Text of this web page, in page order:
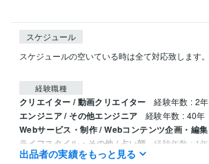
スケジュール
スケジュールの空いている時は全て対応致します。
経験職種
クリエイター / 動画クリエイター 経験年数 : 2年
エンジニア / その他エンジニア 経験年数 : 40年
Webサービス・制作 / Webコンテンツ企画・編集
ライフスタイル・その他 / 占い師
経験年数 : 1年
ライフスタイル・その他 / その他
出品者の実績をもっと見る